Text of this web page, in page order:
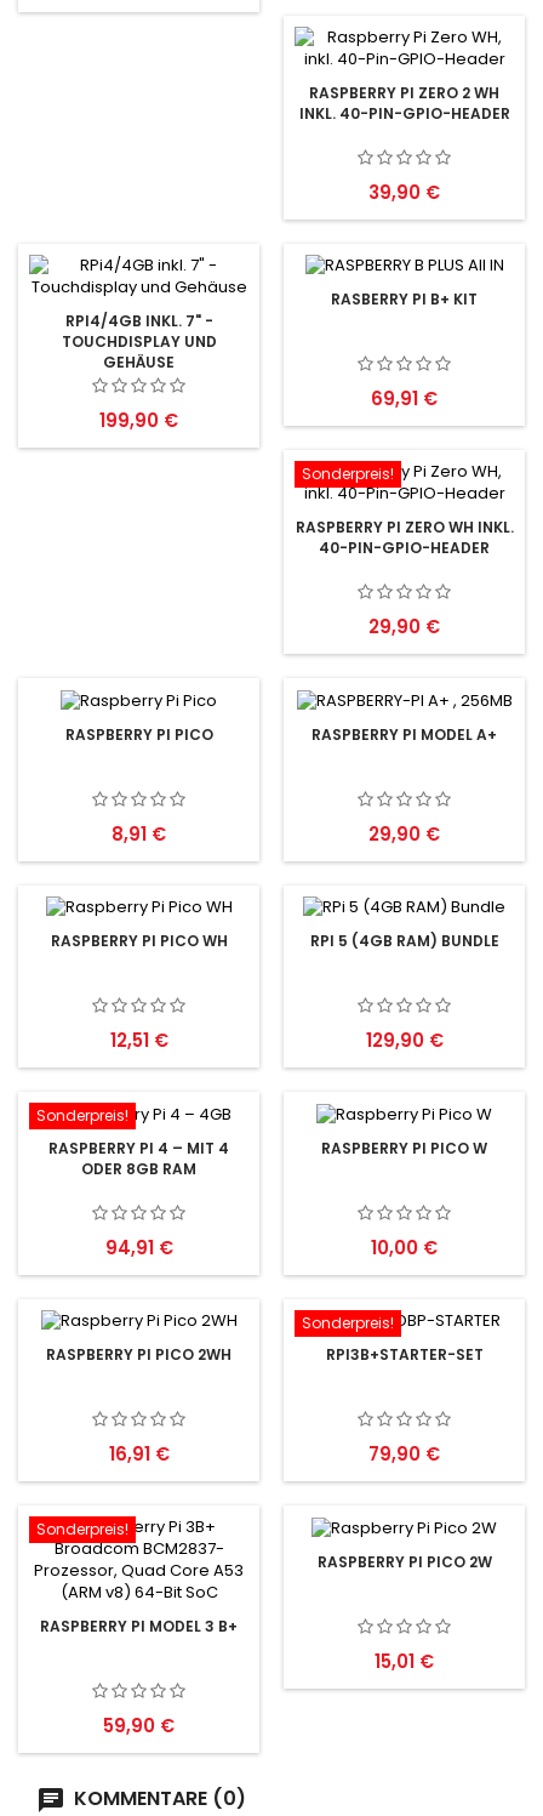
RASPBERRY PI ZERO 2 WH
INKL. 40-PIN-GPIO-HEADER
Preis
39,90 €
RPI4/4GB INKL. 7" -
TOUCHDISPLAY UND
GEHÄUSE
Preis
199,90 €
RASBERRY PI B+ KIT
Preis
69,91 €
Sonderpreis!
RASPBERRY PI ZERO WH INKL.
40-PIN-GPIO-HEADER
Preis
29,90 €
RASPBERRY PI PICO
Preis
8,91 €
RASPBERRY PI MODEL A+
Preis
29,90 €
RASPBERRY PI PICO WH
Preis
12,51 €
RPI 5 (4GB RAM) BUNDLE
Preis
129,90 €
Sonderpreis!
RASPBERRY PI 4 – MIT 4
ODER 8GB RAM
Preis
94,91 €
RASPBERRY PI PICO W
Preis
10,00 €
RASPBERRY PI PICO 2WH
Preis
16,91 €
Sonderpreis!
RPI3B+STARTER-SET
Preis
79,90 €
Sonderpreis!
RASPBERRY PI MODEL 3 B+
Preis
59,90 €
RASPBERRY PI PICO 2W
Preis
15,01 €
KOMMENTARE (0)